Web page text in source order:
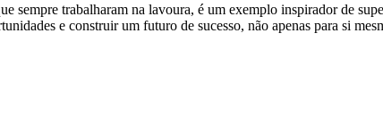
sempre trabalharam na lavoura, é um exemplo inspirador de
e construir um futuro de sucesso, não apenas para si